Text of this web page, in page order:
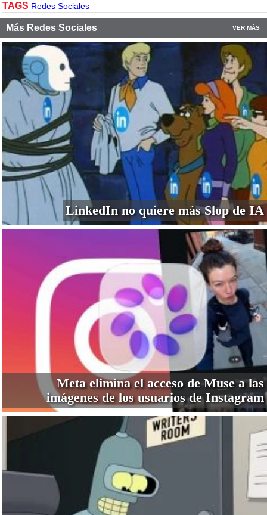
TAGS Redes Sociales
Más Redes Sociales VER MÁS
LinkedIn no quiere más Slop de IA
Meta elimina el acceso de Muse a las
imágenes de los usuarios de Instagram